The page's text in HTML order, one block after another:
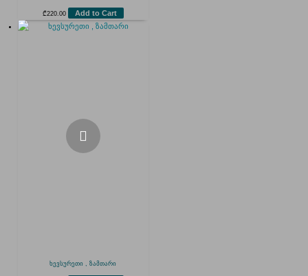
₾220.00 Add to Cart
ხევსურეთი , ზამთარი